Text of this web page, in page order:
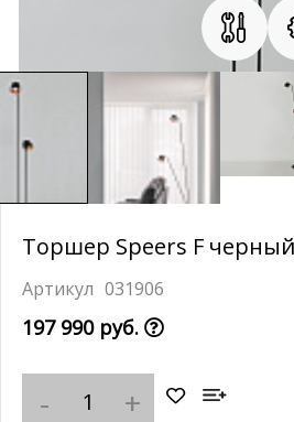
Торшер Speers F
031906
197 990 руб.